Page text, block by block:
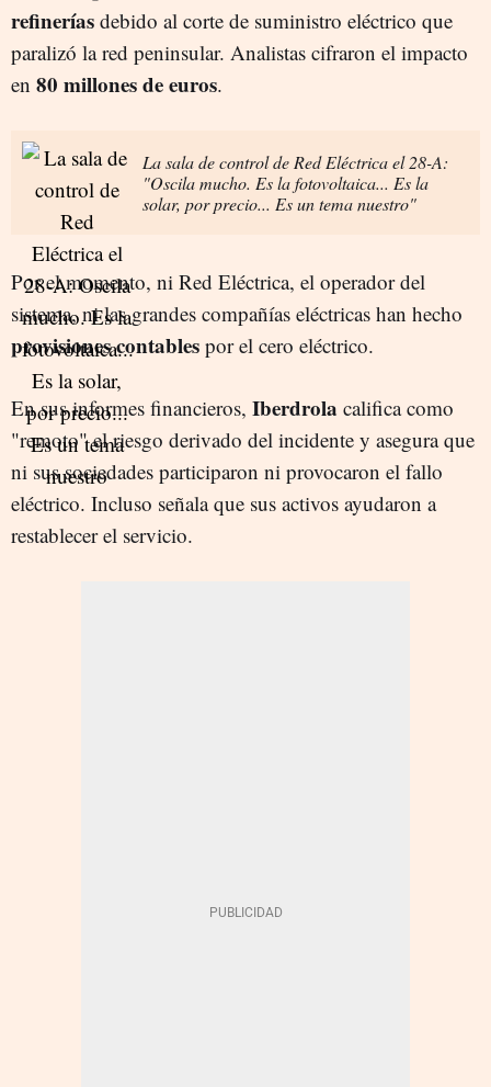
refinerías debido al corte de suministro eléctrico que
paralizó la red peninsular. Analistas cifraron el impacto
en 80 millones de euros.
La sala de control de Red Eléctrica el 28-A:
"Oscila mucho. Es la fotovoltaica... Es la
solar, por precio... Es un tema nuestro"
Por el momento, ni Red Eléctrica, el operador del
sistema, ni las grandes compañías eléctricas han hecho
provisiones contables por el cero eléctrico.
En sus informes financieros, Iberdrola califica como
"remoto" el riesgo derivado del incidente y asegura que
ni sus sociedades participaron ni provocaron el fallo
eléctrico. Incluso señala que sus activos ayudaron a
restablecer el servicio.